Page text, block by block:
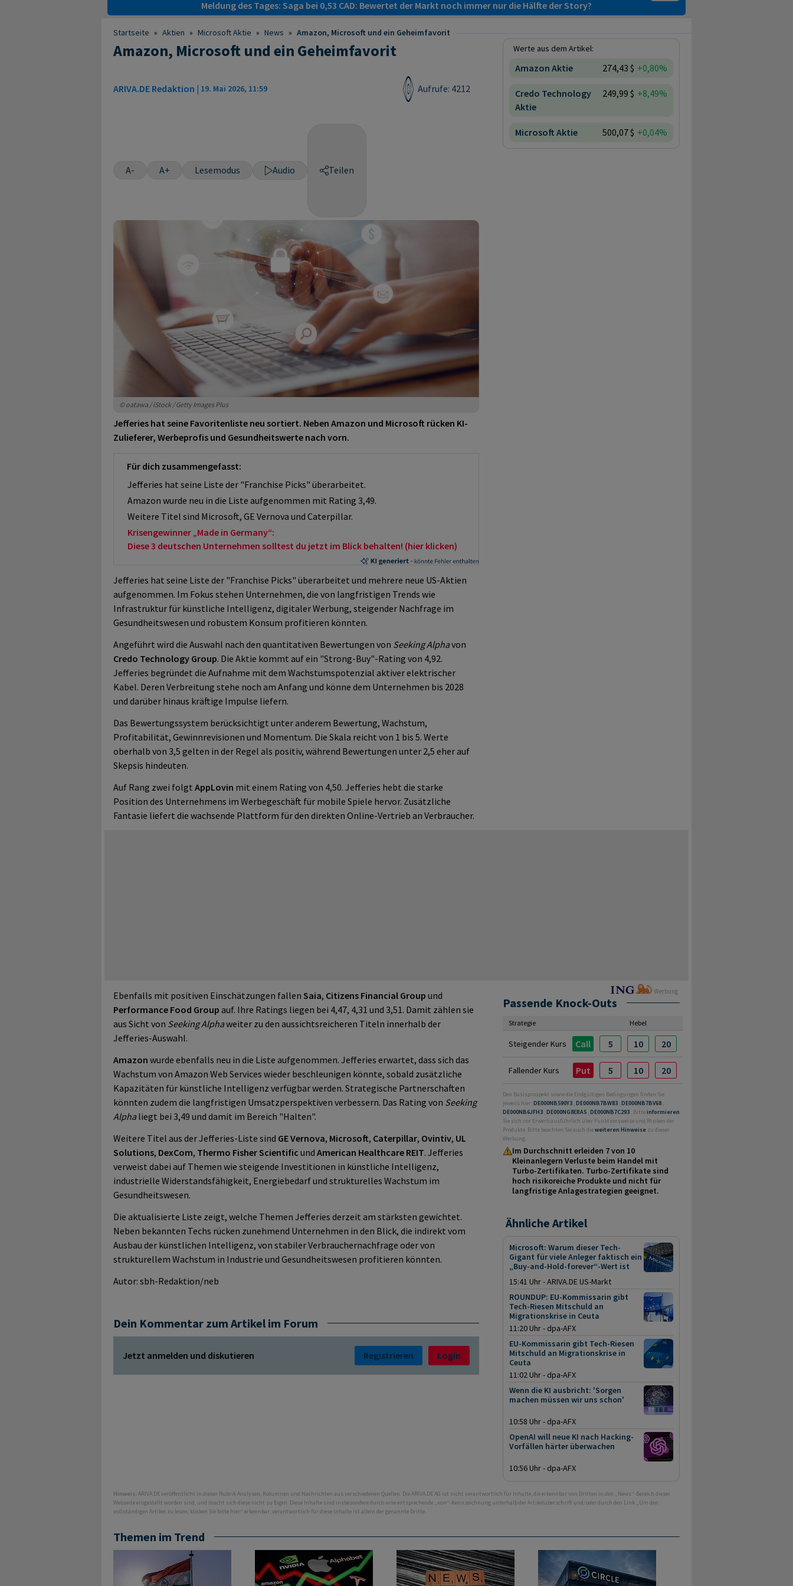
Meldung des Tages: Saga bei 0,53 CAD: Bewertet der Markt noch immer nur die Hälfte der Story?
Startseite » Aktien » Microsoft Aktie » News » Amazon, Microsoft und ein Geheimfavorit
Amazon, Microsoft und ein Geheimfavorit
ARIVA.DE Redaktion | 19. Mai 2026, 11:59 Aufrufe: 4212
A- A+ Lesemodus Audio Teilen
© oatawa / iStock / Getty Images Plus
Jefferies hat seine Favoritenliste neu sortiert. Neben Amazon und Microsoft rücken KI-
Zulieferer, Werbeprofis und Gesundheitswerte nach vorn.
Für dich zusammengefasst:
Jefferies hat seine Liste der "Franchise Picks" überarbeitet.
Amazon wurde neu in die Liste aufgenommen mit Rating 3,49.
Weitere Titel sind Microsoft, GE Vernova und Caterpillar.
Krisengewinner „Made in Germany“:
Diese 3 deutschen Unternehmen solltest du jetzt im Blick behalten! (hier klicken)
Jefferies hat seine Liste der "Franchise Picks" überarbeitet und mehrere neue US-Aktien
aufgenommen. Im Fokus stehen Unternehmen, die von langfristigen Trends wie
Infrastruktur für künstliche Intelligenz, digitaler Werbung, steigender Nachfrage im
Gesundheitswesen und robustem Konsum profitieren könnten.
Angeführt wird die Auswahl nach den quantitativen Bewertungen von Seeking Alphavon
Credo Technology Group. Die Aktie kommt auf ein "Strong-Buy"-Rating von 4,92.
Jefferies begründet die Aufnahme mit dem Wachstumspotenzial aktiver elektrischer
Kabel. Deren Verbreitung stehe noch am Anfang und könne dem Unternehmen bis 2028
und darüber hinaus kräftige Impulse liefern.
Das Bewertungssystem berücksichtigt unter anderem Bewertung, Wachstum,
Profitabilität, Gewinnrevisionen und Momentum. Die Skala reicht von 1 bis 5. Werte
oberhalb von 3,5 gelten in der Regel als positiv, während Bewertungen unter 2,5 eher auf
Skepsis hindeuten.
Auf Rang zwei folgt AppLovin mit einem Rating von 4,50. Jefferies hebt die starke
Position des Unternehmens im Werbegeschäft für mobile Spiele hervor. Zusätzliche
Fantasie liefert die wachsende Plattform für den direkten Online-Vertrieb an Verbraucher.
Werte aus dem Artikel:
Amazon Aktie 274,43 $ +0,80%
Credo Technology
Aktie
249,99 $ +8,49%
Microsoft Aktie 500,07 $ +0,04%
Ebenfalls mit positiven Einschätzungen fallen Saia, Citizens Financial Group und
Performance Food Group auf. Ihre Ratings liegen bei 4,47, 4,31 und 3,51. Damit zählen sie
aus Sicht von Seeking Alphaweiter zu den aussichtsreicheren Titeln innerhalb der
Jefferies-Auswahl.
Amazon wurde ebenfalls neu in die Liste aufgenommen. Jefferies erwartet, dass sich das
Wachstum von Amazon Web Services wieder beschleunigen könnte, sobald zusätzliche
Kapazitäten für künstliche Intelligenz verfügbar werden. Strategische Partnerschaften
könnten zudem die langfristigen Umsatzperspektiven verbessern. Das Rating von Seeking
Alphaliegt bei 3,49 und damit im Bereich "Halten".
Weitere Titel aus der Jefferies-Liste sind GE Vernova, Microsoft, Caterpillar, Ovintiv, UL
Solutions, DexCom, Thermo Fisher Scientific und American Healthcare REIT. Jefferies
verweist dabei auf Themen wie steigende Investitionen in künstliche Intelligenz,
industrielle Widerstandsfähigkeit, Energiebedarf und strukturelles Wachstum im
Gesundheitswesen.
Die aktualisierte Liste zeigt, welche Themen Jefferies derzeit am stärksten gewichtet.
Neben bekannten Techs rücken zunehmend Unternehmen in den Blick, die indirekt vom
Ausbau der künstlichen Intelligenz, von stabiler Verbrauchernachfrage oder von
strukturellem Wachstum in Industrie und Gesundheitswesen profitieren könnten.
Autor: sbh-Redaktion/neb
Dein Kommentar zum Artikel im Forum
Jetzt anmelden und diskutieren Registrieren Login
Werbung
Passende Knock-Outs
Strategie Hebel
Steigender Kurs Call 5 10 20
Fallender Kurs Put 5 10 20
Den Basisprospekt sowie die Endgültigen Bedingungen finden Sie
jeweils hier: DE000NB590Y3 ,DE000NB7BW83 ,DE000NB7BV68 ,
DE000NB6JFH3 ,DE000NG8ERA5 ,DE000NB7C293 . Bitteinformieren
Sie sich vor Erwerb ausführlich über Funktionsweise und Risiken der
Produkte. Bitte beachten Sie auch dieweiteren Hinweise zu dieser
Werbung.
Im Durchschnitt erleiden 7 von 10
Kleinanlegern Verluste beim Handel mit
Turbo-Zertifikaten. Turbo-Zertifikate sind
hoch risikoreiche Produkte und nicht für
langfristige Anlage­strategien geeignet.
Ähnliche Artikel
Microsoft: Warum dieser Tech-
Gigant für viele Anleger faktisch ein
„Buy-and-Hold-forever“-Wert ist
15:41 Uhr - ARIVA.DE US-Markt
ROUNDUP: EU-Kommissarin gibt
Tech-Riesen Mitschuld an
Migrationskrise in Ceuta
11:20 Uhr - dpa-AFX
EU-Kommissarin gibt Tech-Riesen
Mitschuld an Migrationskrise in
Ceuta
11:02 Uhr - dpa-AFX
Wenn die KI ausbricht: 'Sorgen
machen müssen wir uns schon'
10:58 Uhr - dpa-AFX
OpenAI will neue KI nach Hacking-
Vorfällen härter überwachen
10:56 Uhr - dpa-AFX
Hinweis: ARIVA.DE veröffentlicht in dieser Rubrik Analysen, Kolumnen und Nachrichten aus verschiedenen Quellen. Die ARIVA.DE AG ist nicht verantwortlich für Inhalte, die erkennbar von Dritten in den „News“-Bereich dieser
Webseite eingestellt worden sind, und macht sich diese nicht zu Eigen. Diese Inhalte sind insbesondere durch eine entsprechende „von“-Kennzeichnung unterhalb der Artikelüberschrift und/oder durch den Link „Um den
vollständigen Artikel zu lesen, klicken Sie bitte hier.“ erkennbar; verantwortlich für diese Inhalte ist allein der genannte Dritte.
Themen im Trend